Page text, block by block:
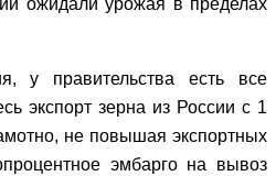
ожидали урожая в пределах
у правительства есть все
экспорт зерна из России с 1
не повышая экспортных
эмбарго на вывоз